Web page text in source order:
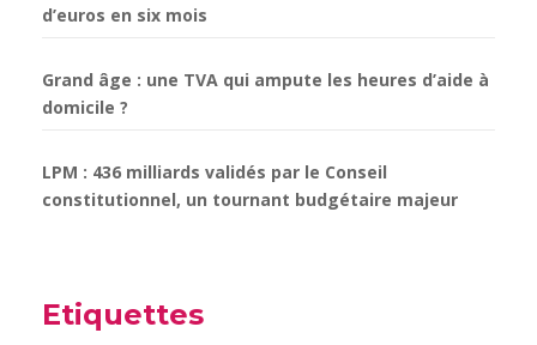
d’euros en six mois
Grand âge : une TVA qui ampute les heures d’aide à
domicile ?
LPM : 436 milliards validés par le Conseil
constitutionnel, un tournant budgétaire majeur
Etiquettes